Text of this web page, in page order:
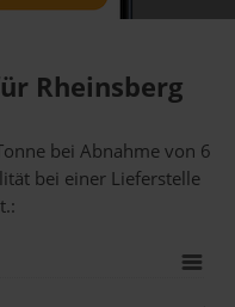
Rheinsberg
bei Abnahmevon 6
bei einer Lieferstelle